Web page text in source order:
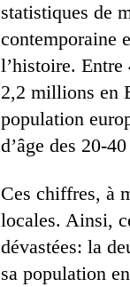
statistiques de
contemporaine
l’histoire. Entre
2,2 millions en
population
d’âge des 20-
Ces chiffres, à
locales. Ainsi,
dévastées: la
sa population